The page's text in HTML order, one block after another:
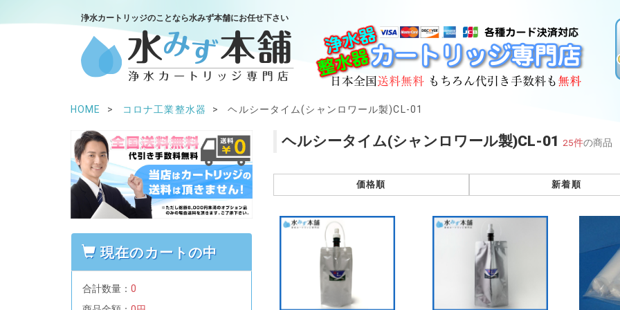
浄水カートリッジのことなら水みず本舗にお任せ下さい
HOME コロナ工業整水器 ヘルシータイム(シャンロワール製)CL-01
ヘルシータイム(シャンロワール製)CL-01 25件の商品
価格順 新着順
現在のカートの中
合計数量： 0